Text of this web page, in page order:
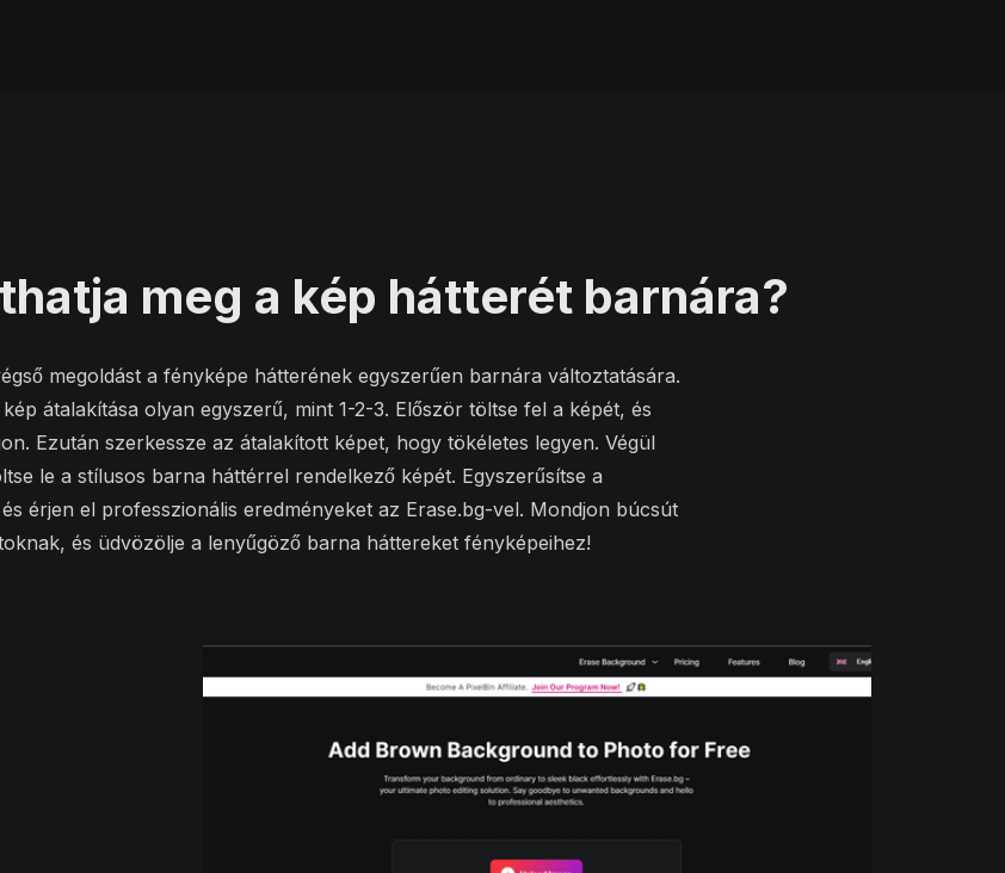
meg a kép hátterét barnára?
megoldást a fényképe hátterének egyszerűen barnára változtatására.
átalakítása olyan egyszerű, mint 1-2-3. Először töltse fel a képét, és
Ezután szerkessze az átalakított képet, hogy tökéletes legyen. Végül
le a stílusos barna háttérrel rendelkező képét. Egyszerűsítse a
érjen el professzionális eredményeket az Erase.bg-vel. Mondjon búcsút
és üdvözölje a lenyűgöző barna háttereket fényképeihez!